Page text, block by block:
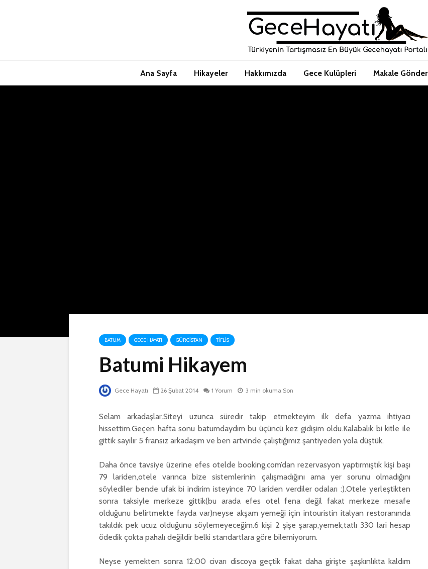
Ana Sayfa Hikayeler Hakkımızda Gece Kulüpleri Makale Gönder
BATUM GECE HAYATI GÜRCISTAN TIFLIS
Batumi Hikayem
Gece Hayatı 26 Şubat 2014 1 Yorum 3 min okuma Son
Selam arkadaşlar.Siteyi uzunca süredir takip etmekteyim ilk defa yazma ihtiyacı
hissettim.Geçen hafta sonu batumdaydım bu üçüncü kez gidişim oldu.Kalabalık bi kitle ile
gittik sayılır 5 fransız arkadaşım ve ben artvinde çalıştığımız şantiyeden yola düştük.
Daha önce tavsiye üzerine efes otelde booking.com’dan rezervasyon yaptırmıştık kişi başı
79 lariden,otele varınca bize sistemlerinin çalışmadığını ama yer sorunu olmadığını
söylediler bende ufak bi indirim isteyince 70 lariden verdiler odaları :).Otele yerleştikten
sonra taksiyle merkeze gittik(bu arada efes otel fena değil fakat merkeze mesafe
olduğunu belirtmekte fayda var)neyse akşam yemeği için intouristin italyan restoranında
takıldık pek ucuz olduğunu söylemeyeceğim.6 kişi 2 şişe şarap,yemek,tatlı 330 lari hesap
ödedik çokta pahalı değildir belki standartlara göre bilemiyorum.
Neyse yemekten sonra 12:00 civarı discoya geçtik fakat daha girişte şaşkınlıkta kaldım